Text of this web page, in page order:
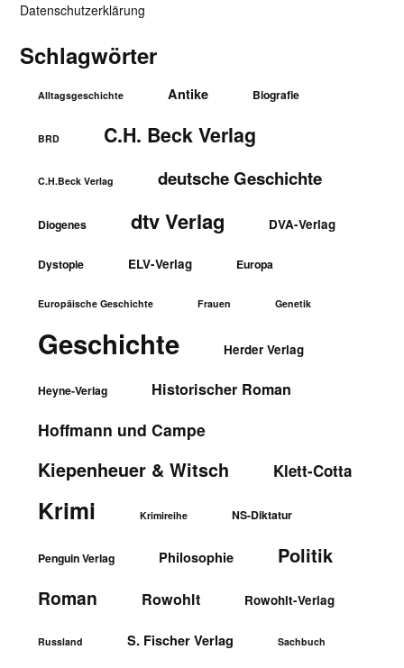
Datenschutzerklärung
Schlagwörter
Alltagsgeschichte Antike Biografie
BRD C.H. Beck Verlag
C.H.Beck Verlag deutsche Geschichte
Diogenes dtv Verlag DVA-Verlag
Dystopie ELV-Verlag Europa
Europäische Geschichte Frauen Genetik
Geschichte Herder Verlag
Heyne-Verlag Historischer Roman
Hoffmann und Campe
Kiepenheuer & Witsch Klett-Cotta
Krimi Krimireihe NS-Diktatur
Penguin Verlag Philosophie Politik
Roman Rowohlt Rowohlt-Verlag
Russland S. Fischer Verlag Sachbuch